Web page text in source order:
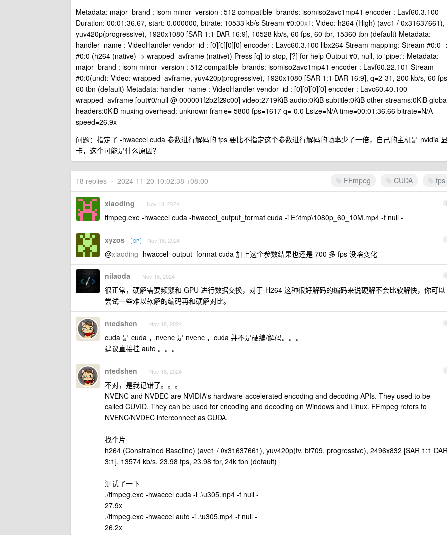
Metadata: major_brand : isom minor_version : 512 compatible_brands: isomiso2avc1mp41 encoder : Lavf60.3.100
Duration: 00:01:36.67, start: 0.000000, bitrate: 10533 kb/s Stream #0:00x1 : Video: h264 (High) (avc1 / 0x31637661),
yuv420p(progressive), 1920x1080 [SAR 1:1 DAR 16:9], 10528 kb/s, 60 fps, 60 tbr, 15360 tbn (default) Metadata:
handler_name : VideoHandler vendor_id : [0][0][0][0] encoder : Lavc60.3.100 libx264 Stream mapping: Stream #0:0 -
#0:0 (h264 (native) -> wrapped_avframe (native)) Press [q] to stop, [?] for help Output #0, null, to 'pipe:': Metadata:
major_brand : isom minor_version : 512 compatible_brands: isomiso2avc1mp41 encoder : Lavf60.22.101 Stream
#0:0(und): Video: wrapped_avframe, yuv420p(progressive), 1920x1080 [SAR 1:1 DAR 16:9], q=2-31, 200 kb/s, 60
60 tbn (default) Metadata: handler_name : VideoHandler vendor_id : [0][0][0][0] encoder : Lavc60.40.100
wrapped_avframe [out#0/null @ 000001f2b2f29c00] video:2719KiB audio:0KiB subtitle:0KiB other streams:0KiB
headers:0KiB muxing overhead: unknown frame= 5800 fps=1617 q=-0.0 Lsize=N/A time=00:01:36.66 bitrate=N/A
speed=26.9x
问题：指定了 -hwaccel cuda 参数进行解码的 fps 要比不指定这个参数进行解码的帧率少了一倍，自己的主机是 nvidia 显
卡，这个可能是什么原因？
FFmpeg CUDA fps
18 replies • 2024-11-20 10:02:38 +08:00
1
xiaoding Nov 18, 2024
ffmpeg.exe -hwaccel cuda -hwaccel_output_format cuda -i E:\tmp\1080p_60_10M.mp4 -f null -
2
xyzos OP Nov 18, 2024
@xiaoding -hwaccel_output_format cuda 加上这个参数结果也还是 700 多 fps 没啥变化
3
nilaoda Nov 18, 2024
很正常，硬解需要频繁和 GPU 进行数据交换，对于 H264 这种很好解码的编码来说硬解不会比软解快，你可以
尝试一些难以软解的编码再和硬解对比。
4
ntedshen Nov 18, 2024
cuda 是 cuda ，nvenc 是 nvenc ，cuda 并不是硬编/解码。。。
建议直接挂 auto 。。。
5
ntedshen Nov 18, 2024
不对，是我记错了。。。
NVENC and NVDEC are NVIDIA's hardware-accelerated encoding and decoding APIs. They used to be
called CUVID. They can be used for encoding and decoding on Windows and Linux. FFmpeg refers to
NVENC/NVDEC interconnect as CUDA.
找个片
h264 (Constrained Baseline) (avc1 / 0x31637661), yuv420p(tv, bt709, progressive), 2496x832 [SAR 1:1 DAR
3:1], 13574 kb/s, 23.98 fps, 23.98 tbr, 24k tbn (default)
测试了一下
./ffmpeg.exe -hwaccel cuda -i .\u305.mp4 -f null -
27.9x
./ffmpeg.exe -hwaccel auto -i .\u305.mp4 -f null -
26.2x